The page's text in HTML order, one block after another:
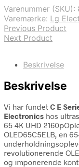
Varenummer (SKU):
Varemærke: Lg
Previous Product
Next Product
Beskrivelse
Beskrivelse
Vi har fundet C E
Electronics hos
65 4K UHD
OLED65C5ELB, en
revolutionerende
og imponerende